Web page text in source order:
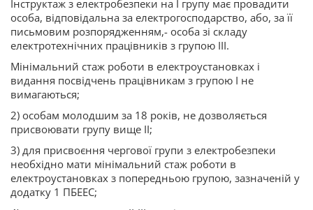
Інструктаж з електробезпеки на I групу має провадити
особа, відповідальна за електрогосподарство, або, за її
письмовим розпорядженням,- особа зі складу
електротехнічних працівників з групою III.
Мінімальний стаж роботи в електроустановках і
видання посвідчень працівникам з групою I не
вимагаються;
2) особам молодшим за 18 років, не дозволяється
присвоювати групу вище II;
3) для присвоєння чергової групи з електробезпеки
необхідно мати мінімальний стаж роботи в
електроустановках з попередньою групою, зазначеній у
додатку 1 ПБЕЕС;